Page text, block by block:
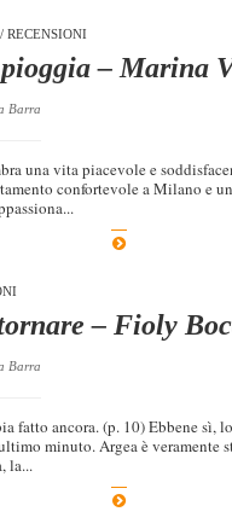
/ RECENSIONI
– Marina
Barra
una vita piacevole e
confortevole a Milano e
– Fioly
Barra
fatto ancora. (p. 10) Ebbene sì,
minuto. Argea è veramente
la...